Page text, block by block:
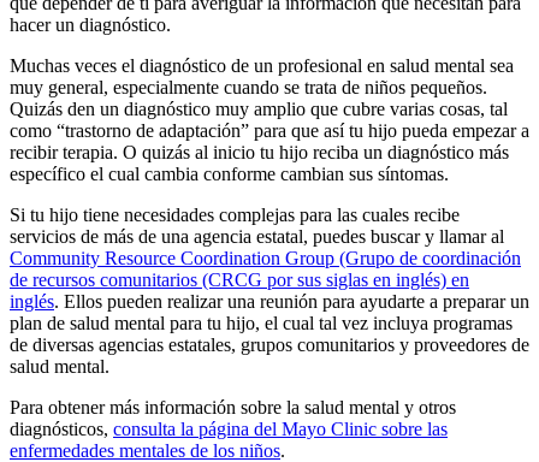
hacer un diagnóstico.
Muchas veces el diagnóstico de un profesional en salud mental sea
muy general, especialmente cuando se trata de niños pequeños.
Quizás den un diagnóstico muy amplio que cubre varias cosas, tal
como “trastorno de adaptación” para que así tu hijo pueda empezar a
recibir terapia. O quizás al inicio tu hijo reciba un diagnóstico más
específico el cual cambia conforme cambian sus síntomas.
Si tu hijo tiene necesidades complejas para las cuales recibe
servicios de más de una agencia estatal, puedes buscar y llamar al
Community Resource Coordination Group (Grupo de coordinación
de recursos comunitarios (CRCG por sus siglas en inglés) en
inglés. Ellos pueden realizar una reunión para ayudarte a preparar un
plan de salud mental para tu hijo, el cual tal vez incluya programas
de diversas agencias estatales, grupos comunitarios y proveedores de
salud mental.
Para obtener más información sobre la salud mental y otros
diagnósticos, consulta la página del Mayo Clinic sobre las
enfermedades mentales de los niños.